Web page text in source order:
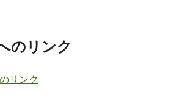
のリンク
リンク